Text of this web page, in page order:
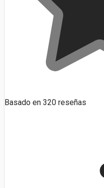
Basado en 320 reseñas